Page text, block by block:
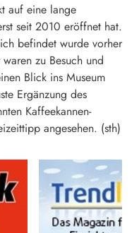
auf eine lange
seit 2010 eröffnet hat.
befindet wurde vorher
zu Besuch und
Blick ins Museum
Ergänzung des
Kaffeekannen-
angesehen. (sth)